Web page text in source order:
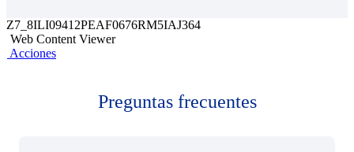
Z7_8ILI09412PEAF0676RM5IAJ364
Web Content Viewer
Acciones
Preguntas frecuentes